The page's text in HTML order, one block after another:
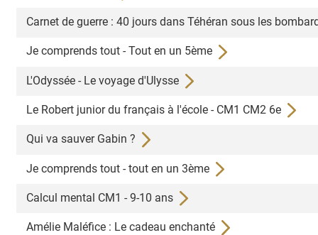
Carnet de guerre : 40 jours dans Téhéran sous les
Je comprends tout - Tout en un 5ème
L'Odyssée - Le voyage d'Ulysse
Le Robert junior du français à l'école - CM1 CM2 6e
Qui va sauver Gabin ?
Je comprends tout - tout en un 3ème
Calcul mental CM1 - 9-10 ans
Amélie Maléfice : Le cadeau enchanté